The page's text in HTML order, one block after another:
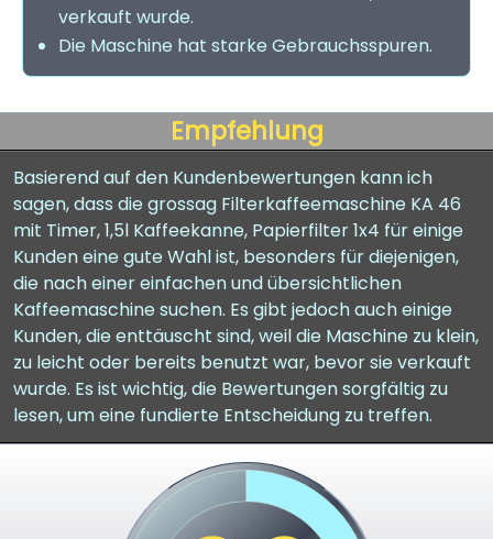
verkauft wurde.
Die Maschine hat starke Gebrauchsspuren.
Empfehlung
Basierend auf den Kundenbewertungen kann ich
sagen, dass die grossag Filterkaffeemaschine KA 46
mit Timer, 1,5l Kaffeekanne, Papierfilter 1x4 für einige
Kunden eine gute Wahl ist, besonders für diejenigen,
die nach einer einfachen und übersichtlichen
Kaffeemaschine suchen. Es gibt jedoch auch einige
Kunden, die enttäuscht sind, weil die Maschine zu klein,
zu leicht oder bereits benutzt war, bevor sie verkauft
wurde. Es ist wichtig, die Bewertungen sorgfältig zu
lesen, um eine fundierte Entscheidung zu treffen.